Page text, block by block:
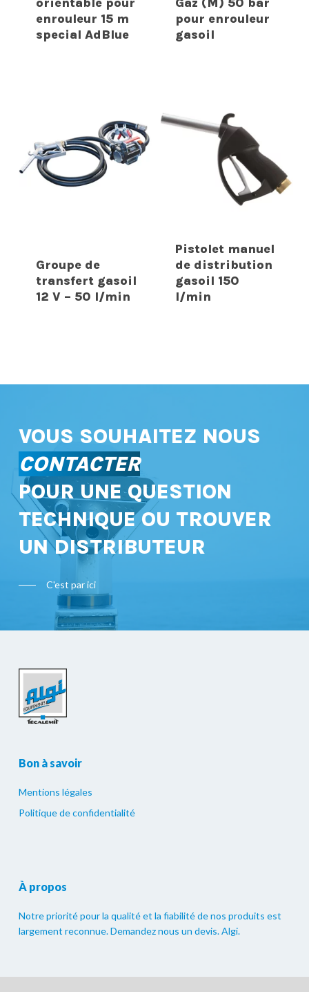
orientable pour
enrouleur 15 m
special AdBlue
Gaz (M) 50 bar
pour enrouleur
gasoil
Groupe de
transfert gasoil
12 V – 50 l/min
Pistolet manuel
de distribution
gasoil 150
l/min
VOUS SOUHAITEZ NOUS
CONTACTER
POUR UNE QUESTION
TECHNIQUE OU TROUVER
UN DISTRIBUTEUR
C'est par ici
Bon à savoir
Mentions légales
Politique de confidentialité
À propos
Notre priorité pour la qualité et la fiabilité de nos produits est
largement reconnue. Demandez nous un devis. Algi.